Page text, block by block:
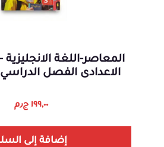
المعاصر-اللغة
الاعدادى الفصل الدراسي
١٩٩,٠٠ ج٫م
إضافة إلى